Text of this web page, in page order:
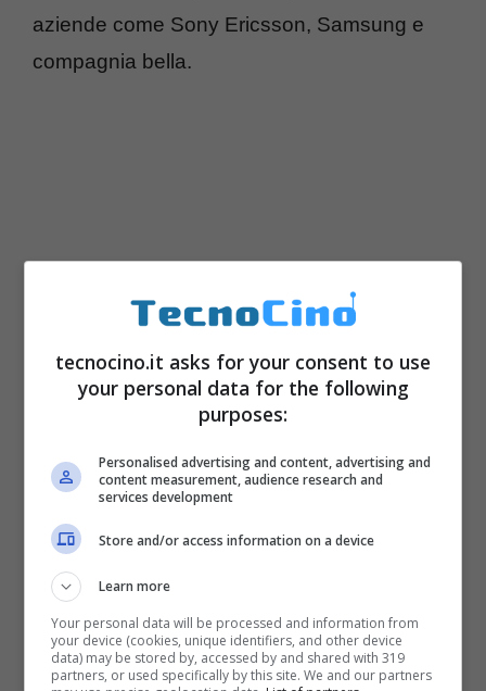
aziende come Sony Ericsson, Samsung e
compagnia bella.
tecnocino.it asks for your consent to use
your personal data for the following
purposes:
Personalised advertising and content, advertising and
content measurement, audience research and
services development
Store and/or access information on a device
Learn more
Your personal data will be processed and information from
your device (cookies, unique identifiers, and other device
data) may be stored by, accessed by and shared with 319
partners, or used specifically by this site. We and our partners